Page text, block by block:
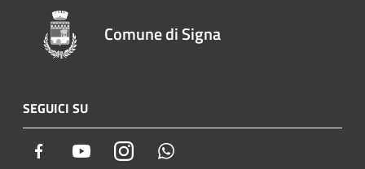
Comune di Signa
SEGUICI SU
Facebook YoutubeInstagram